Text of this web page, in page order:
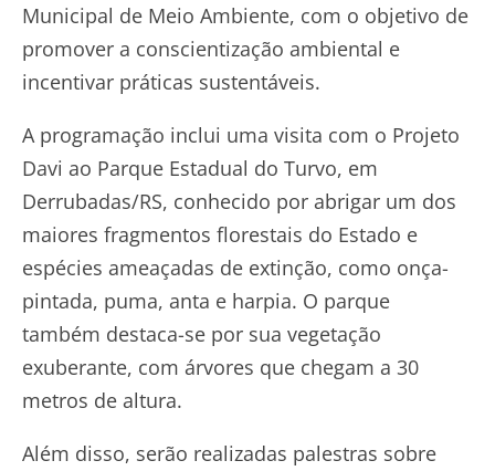
Municipal de Meio Ambiente, com o objetivo de
promover a conscientização ambiental e
incentivar práticas sustentáveis.
A programação inclui uma visita com o Projeto
Davi ao Parque Estadual do Turvo, em
Derrubadas/RS, conhecido por abrigar um dos
maiores fragmentos florestais do Estado e
espécies ameaçadas de extinção, como onça-
pintada, puma, anta e harpia. O parque
também destaca-se por sua vegetação
exuberante, com árvores que chegam a 30
metros de altura.
Além disso, serão realizadas palestras sobre